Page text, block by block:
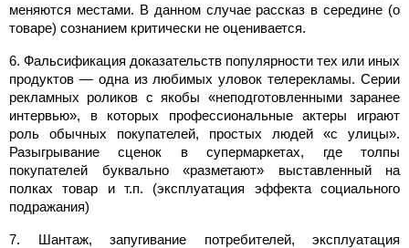
меняются местами. В данном случае рассказ в середине (о
товаре) сознанием критически не оценивается.
6. Фальсификация доказательств популярности тех или иных
продуктов — одна из любимых уловок телерекламы. Серии
рекламных роликов с якобы «неподготовленными заранее
интервью», в которых профессиональные актеры играют
роль обычных покупателей, простых людей «с улицы».
Разыгрывание сценок в супермаркетах, где толпы
покупателей буквально «разметают» выставленный на
полках товар и т.п. (эксплуатация эффекта социального
подражания)
7. Шантаж, запугивание потребителей, эксплуатация